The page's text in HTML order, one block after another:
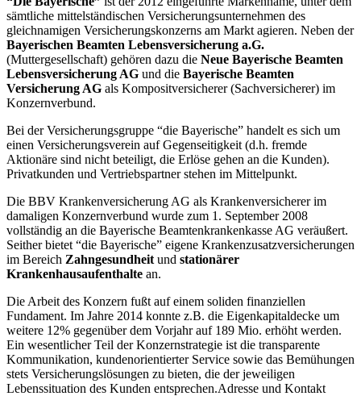
sämtliche mittelständischen Versicherungsunternehmen des
gleichnamigen Versicherungskonzerns am Markt agieren. Neben der
Bayerischen Beamten Lebensversicherung a.G.
(Muttergesellschaft) gehören dazu die Neue Bayerische Beamten
Lebensversicherung AG und die Bayerische Beamten
Versicherung AG als Kompositversicherer (Sachversicherer) im
Konzernverbund.
Bei der Versicherungsgruppe “die Bayerische” handelt es sich um
einen Versicherungsverein auf Gegenseitigkeit (d.h. fremde
Aktionäre sind nicht beteiligt, die Erlöse gehen an die Kunden).
Privatkunden und Vertriebspartner stehen im Mittelpunkt.
Die BBV Krankenversicherung AG als Krankenversicherer im
damaligen Konzernverbund wurde zum 1. September 2008
vollständig an die Bayerische Beamtenkrankenkasse AG veräußert.
Seither bietet “die Bayerische” eigene Krankenzusatzversicherungen
im Bereich Zahngesundheit und stationärer
Krankenhausaufenthalte an.
Die Arbeit des Konzern fußt auf einem soliden finanziellen
Fundament. Im Jahre 2014 konnte z.B. die Eigenkapitaldecke um
weitere 12% gegenüber dem Vorjahr auf 189 Mio. erhöht werden.
Ein wesentlicher Teil der Konzernstrategie ist die transparente
Kommunikation, kundenorientierter Service sowie das Bemühungen
stets Versicherungslösungen zu bieten, die der jeweiligen
Lebenssituation des Kunden entsprechen.Adresse und Kontakt